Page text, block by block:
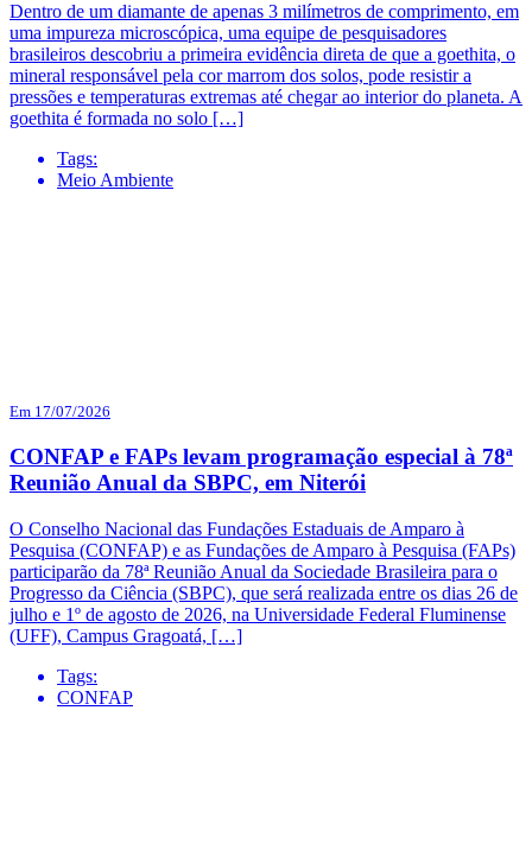
Dentro de um diamante de apenas 3 milímetros de comprimento, em
uma impureza microscópica, uma equipe de pesquisadores
brasileiros descobriu a primeira evidência direta de que a goethita, o
mineral responsável pela cor marrom dos solos, pode resistir a
pressões e temperaturas extremas até chegar ao interior do planeta. A
goethita é formada no solo […]
Tags:
Meio Ambiente
Em 17/07/2026
CONFAP e FAPs levam programação especial à 78ª
Reunião Anual da SBPC, em Niterói
O Conselho Nacional das Fundações Estaduais de Amparo à
Pesquisa (CONFAP) e as Fundações de Amparo à Pesquisa (FAPs)
participarão da 78ª Reunião Anual da Sociedade Brasileira para o
Progresso da Ciência (SBPC), que será realizada entre os dias 26 de
julho e 1º de agosto de 2026, na Universidade Federal Fluminense
(UFF), Campus Gragoatá, […]
Tags:
CONFAP